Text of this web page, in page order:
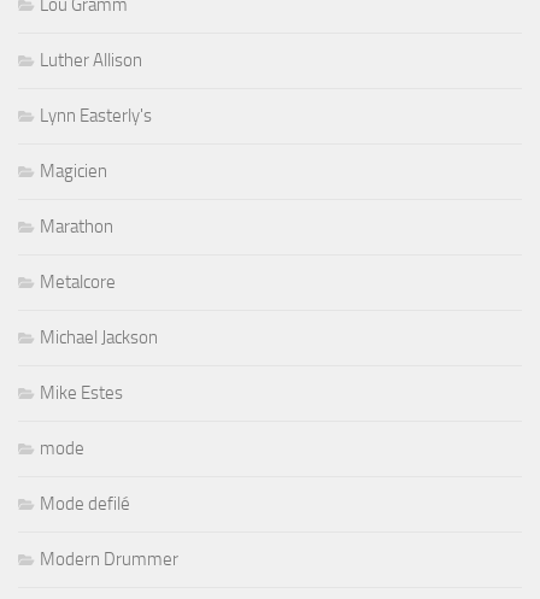
Lou Gramm
Luther Allison
Lynn Easterly's
Magicien
Marathon
Metalcore
Michael Jackson
Mike Estes
mode
Mode defilé
Modern Drummer